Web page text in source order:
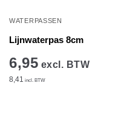
WATERPASSEN
Lijnwaterpas 8cm
6,95 excl. BTW
8,41 incl. BTW